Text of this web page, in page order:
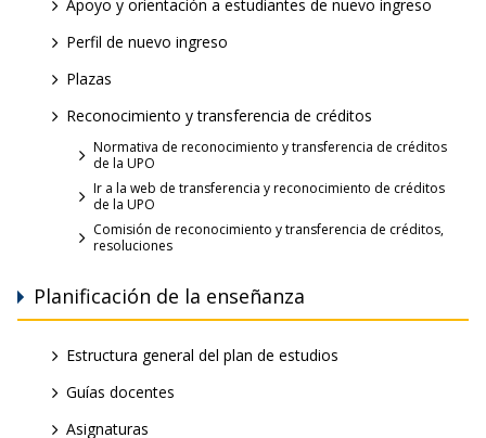
Apoyo y orientación a estudiantes de nuevo ingreso
Perfil de nuevo ingreso
Plazas
Reconocimiento y transferencia de créditos
Normativa de reconocimiento y transferencia de créditos
de la UPO
Ir a la web de transferencia y reconocimiento de créditos
de la UPO
Comisión de reconocimiento y transferencia de créditos,
resoluciones
Planificación de la enseñanza
Estructura general del plan de estudios
Guías docentes
Asignaturas